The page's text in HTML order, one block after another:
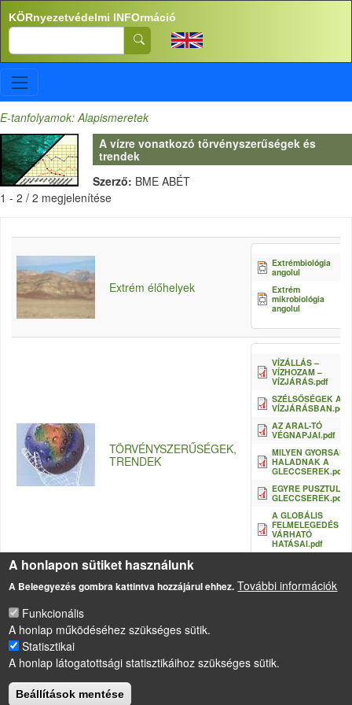
Ugrás a tartalomra
KÖRnyezetvédelmi INFOrmáció
Search
E-tanfolyamok: Alapismeretek
A vízre vonatkozó törvényszerűségek és
trendek
Szerző: BME ABÉT
1 - 2 / 2 megjelenítése
Extrém élőhelyek
Extrémbiológia
angolul
Extrém
mikrobiológia
angolul
TÖRVÉNYSZERŰSÉGEK,
TRENDEK
VÍZÁLLÁS –
VÍZHOZAM –
VÍZJÁRÁS.pdf
SZÉLSŐSÉGEK A
VÍZJÁRÁSBAN.pdf
AZ ARAL-TÓ
VÉGNAPJAI.pdf
MILYEN GYORSAN
HALADNAK A
GLECCSEREK.pdf
EGYRE PUSZTULÓ
GLECCSEREK.pdf
A GLOBÁLIS
FELMELEGEDÉS
VÁRHATÓ
HATÁSAI.pdf
LÁBLÉC
Impresszum
Sütikezelési szabályzat
A honlapon sütiket használunk
A Beleegyezés gombra kattintva hozzájárul ehhez. További információk
Funkcionális
A honlap működéséhez szükséges sütik.
Statisztikai
A honlap látogatottsági statisztikáihoz szükséges sütik.
Beállítások mentése